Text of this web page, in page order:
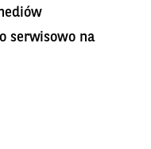
serwisowo na